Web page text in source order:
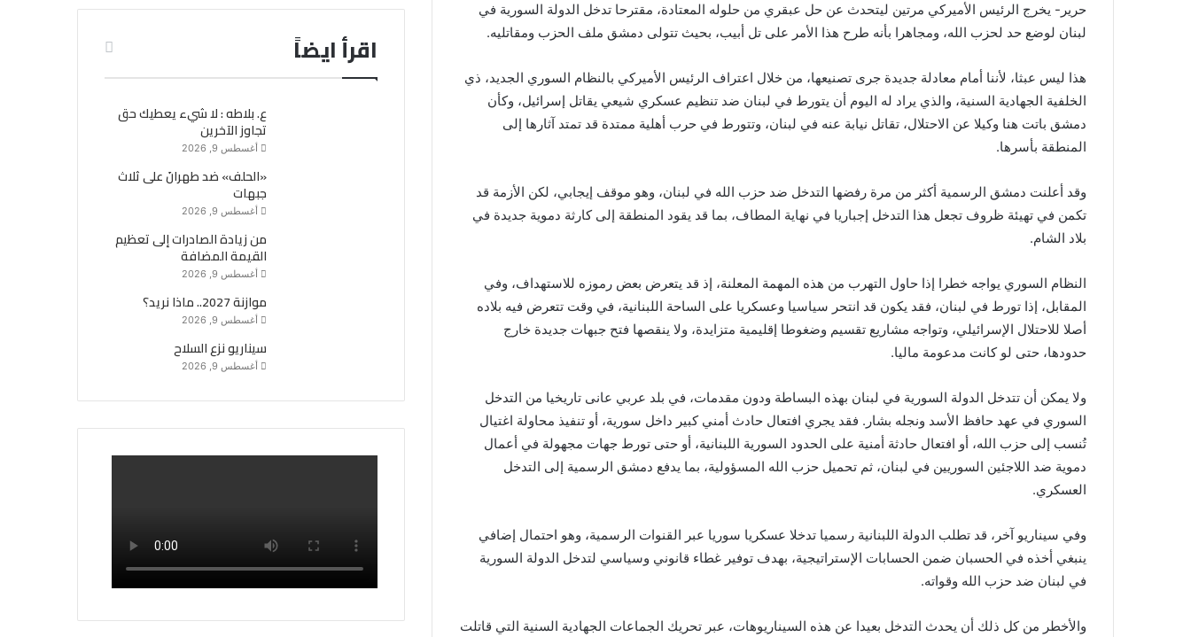
حرير- يخرج الرئيس الأميركي مرتين ليتحدث عن حل عبقري من حلوله المعتادة، مقترحا تدخل الدولة السورية في
لبنان لوضع حد لحزب الله، ومجاهرا بأنه طرح هذا الأمر على تل أبيب، بحيث تتولى دمشق ملف الحزب ومقاتليه.
هذا ليس عبثا، لأننا أمام معادلة جديدة جرى تصنيعها، من خلال اعتراف الرئيس الأميركي بالنظام السوري الجديد، ذي
الخلفية الجهادية السنية، والذي يراد له اليوم أن يتورط في لبنان ضد تنظيم عسكري شيعي يقاتل إسرائيل، وكأن
دمشق باتت هنا وكيلا عن الاحتلال، تقاتل نيابة عنه في لبنان، وتتورط في حرب أهلية ممتدة قد تمتد آثارها إلى
المنطقة بأسرها.
وقد أعلنت دمشق الرسمية أكثر من مرة رفضها التدخل ضد حزب الله في لبنان، وهو موقف إيجابي، لكن الأزمة قد
تكمن في تهيئة ظروف تجعل هذا التدخل إجباريا في نهاية المطاف، بما قد يقود المنطقة إلى كارثة دموية جديدة في
بلاد الشام.
النظام السوري يواجه خطرا إذا حاول التهرب من هذه المهمة المعلنة، إذ قد يتعرض بعض رموزه للاستهداف، وفي
المقابل، إذا تورط في لبنان، فقد يكون قد انتحر سياسيا وعسكريا على الساحة اللبنانية، في وقت تتعرض فيه بلاده
أصلا للاحتلال الإسرائيلي، وتواجه مشاريع تقسيم وضغوطا إقليمية متزايدة، ولا ينقصها فتح جبهات جديدة خارج
حدودها، حتى لو كانت مدعومة ماليا.
ولا يمكن أن تتدخل الدولة السورية في لبنان بهذه البساطة ودون مقدمات، في بلد عربي عانى تاريخيا من التدخل
السوري في عهد حافظ الأسد ونجله بشار. فقد يجري افتعال حادث أمني كبير داخل سورية، أو تنفيذ محاولة اغتيال
تُنسب إلى حزب الله، أو افتعال حادثة أمنية على الحدود السورية اللبنانية، أو حتى تورط جهات مجهولة في أعمال
دموية ضد اللاجئين السوريين في لبنان، ثم تحميل حزب الله المسؤولية، بما يدفع دمشق الرسمية إلى التدخل
العسكري.
وفي سيناريو آخر، قد تطلب الدولة اللبنانية رسميا تدخلا عسكريا سوريا عبر القنوات الرسمية، وهو احتمال إضافي
ينبغي أخذه في الحسبان ضمن الحسابات الإستراتيجية، بهدف توفير غطاء قانوني وسياسي لتدخل الدولة السورية
في لبنان ضد حزب الله وقواته.
والأخطر من كل ذلك أن يحدث التدخل بعيدا عن هذه السيناريوهات، عبر تحريك الجماعات الجهادية السنية التي قاتلت
اقرأ ايضاً
ع. بلاطه : لا شيء يعطيك حق
تجاوز الآخرين
أغسطس 9, 2026
«الحلف» ضد طهرانَ على ثلاث
جبهات
أغسطس 9, 2026
من زيادة الصادرات إلى تعظيم
القيمة المضافة
أغسطس 9, 2026
موازنة 2027.. ماذا نريد؟
أغسطس 9, 2026
سيناريو نزع السلاح
أغسطس 9, 2026